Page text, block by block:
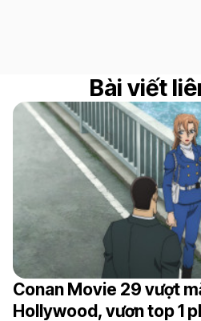
Bài viết
Conan Movie 29 vượt
Hollywood, vươn top 1